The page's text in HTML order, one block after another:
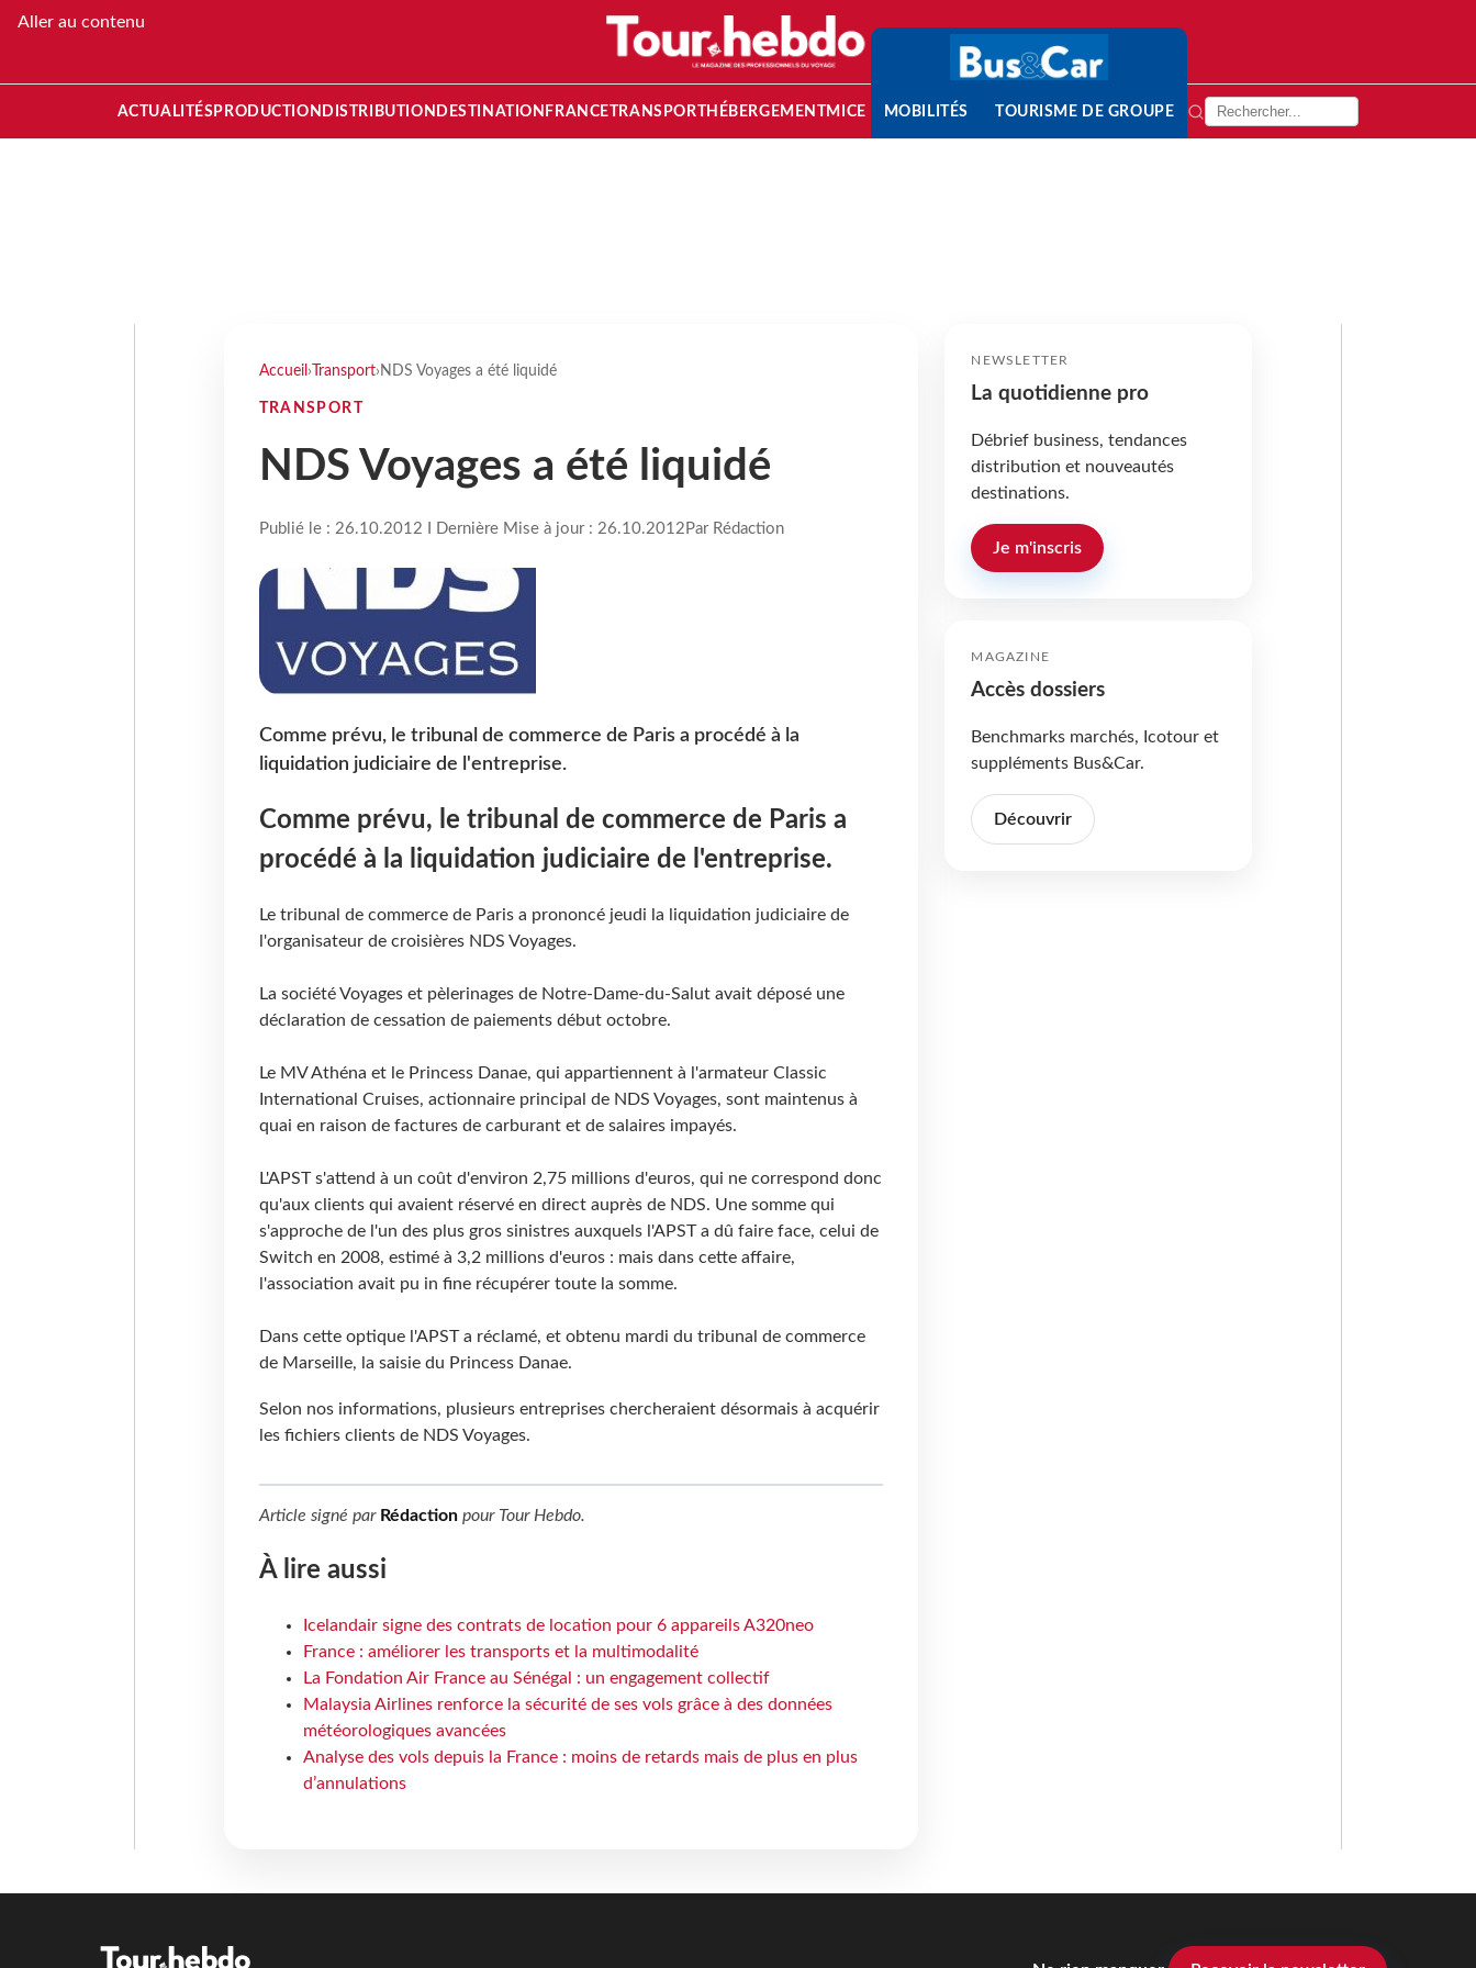
Aller au contenu
ACTUALITÉS PRODUCTION DISTRIBUTION DESTINATION FRANCETRANSPORT HÉBERGEMENTMICE MOBILITÉS TOURISME DE GROUPE
Accueil › Transport› NDS Voyages a été liquidé
TRANSPORT
NDS Voyages a été liquidé
Publié le : 26.10.2012 I Dernière Mise à jour : 26.10.2012 Par Rédaction
Comme prévu, le tribunal de commerce de Paris a procédé à la
liquidation judiciaire de l'entreprise.
Comme prévu, le tribunal de commerce de Paris a
procédé à la liquidation judiciaire de l'entreprise.
Le tribunal de commerce de Paris a prononcé jeudi la liquidation judiciaire de
l'organisateur de croisières NDS Voyages.
La société Voyages et pèlerinages de Notre-Dame-du-Salut avait déposé une
déclaration de cessation de paiements début octobre.
Le MV Athéna et le Princess Danae, qui appartiennent à l'armateur Classic
International Cruises, actionnaire principal de NDS Voyages, sont maintenus à
quai en raison de factures de carburant et de salaires impayés.
L'APST s'attend à un coût d'environ 2,75 millions d'euros, qui ne correspond donc
qu'aux clients qui avaient réservé en direct auprès de NDS. Une somme qui
s'approche de l'un des plus gros sinistres auxquels l'APST a dû faire face, celui de
Switch en 2008, estimé à 3,2 millions d'euros : mais dans cette affaire,
l'association avait pu in fine récupérer toute la somme.
Dans cette optique l'APST a réclamé, et obtenu mardi du tribunal de commerce
de Marseille, la saisie du Princess Danae.
Selon nos informations, plusieurs entreprises chercheraient désormais à acquérir
les fichiers clients de NDS Voyages.
Article signé par Rédactionpour Tour Hebdo.
À lire aussi
Icelandair signe des contrats de location pour 6 appareils A320neo
France : améliorer les transports et la multimodalité
La Fondation Air France au Sénégal : un engagement collectif
Malaysia Airlines renforce la sécurité de ses vols grâce à des données
météorologiques avancées
Analyse des vols depuis la France : moins de retards mais de plus en plus
d’annulations
NEWSLETTER
La quotidienne pro
Débrief business, tendances
distribution et nouveautés
destinations.
Je m'inscris
MAGAZINE
Accès dossiers
Benchmarks marchés, Icotour et
suppléments Bus&Car.
Découvrir